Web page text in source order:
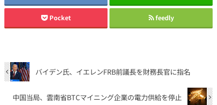
Pocket feedly
バイデン氏、イエレンFRB前議長を財務長官に指名
中国当局、雲南省BTCマイニング企業の電力供給を停止